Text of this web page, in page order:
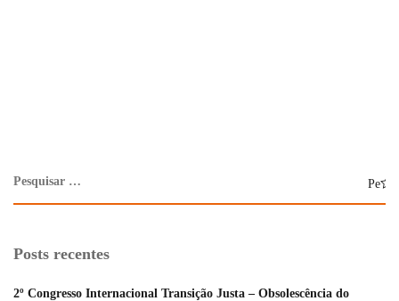
Posts recentes
2º Congresso Internacional Transição Justa – Obsolescência do